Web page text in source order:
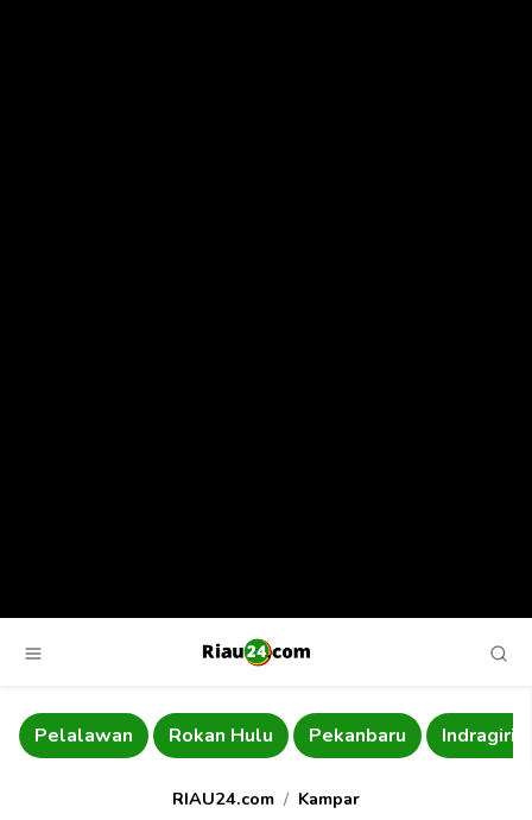
Pelalawan Rokan Hulu Pekanbaru Indragiri
RIAU24.com Kampar